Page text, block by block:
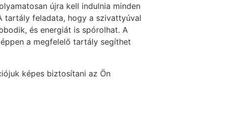
újra kell indulnia minden
tartály feladata, hogy a szivattyúval
és energiát is spórolhat. A
a megfelelő tartály segíthet
képes biztosítani az Ön